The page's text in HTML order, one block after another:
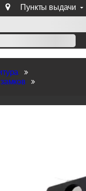
Пункты выдачи
продукции Venezia,